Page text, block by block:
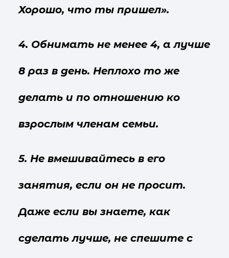
Хорошо, что ты пришел».
4. Обнимать не менее 4, а лучше
8 раз в день. Неплохо то же
делать и по отношению ко
взрослым членам семьи.
5. Не вмешивайтесь в его
занятия, если он не просит.
Даже если вы знаете, как
сделать лучше, не спешите с